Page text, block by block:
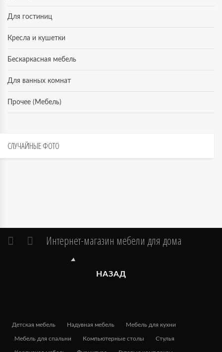
Для гостиниц
Кресла и кушетки
Бескаркасная мебель
Для ванных комнат
Прочее (Мебель)
СЛУЧАЙНЫЕФОТО
Интернет-магазин мебели для дома
НАЗАД
Детская мебель Надувная мебель Мебель для кухни
Мебель для спальни Компьютерные столы Стулья